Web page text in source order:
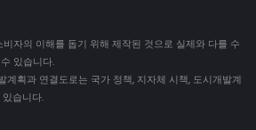
자의 이해를 돕기 위해 제작된 것으로 실제와 다를 수
있습니다.
획과 연결도로는 국가 정책, 지자체 시책, 도시개발계
습니다.